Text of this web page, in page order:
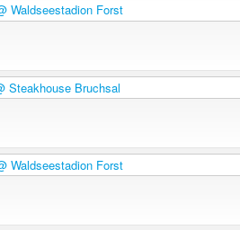
Waldseestadion Forst
Steakhouse Bruchsal
Waldseestadion Forst